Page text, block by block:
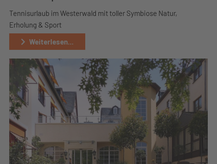
Tennisurlaub im Westerwald mit toller Symbiose Natur,
Erholung & Sport
Weiterlesen...